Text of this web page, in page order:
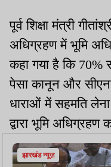
पूर्व शिक्षा मंत्री
अधिग्रहण में भूमि
कहा गया है कि 70%
पेसा कानून और
धाराओं में सहमति
द्वारा भूमि
झारखंड न्यूज़